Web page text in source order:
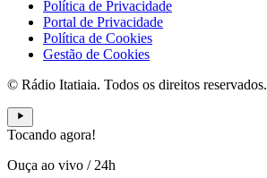
Política de Privacidade
Portal de Privacidade
Política de Cookies
Gestão de Cookies
© Rádio Itatiaia. Todos os direitos reservados.
Tocando agora!
Ouça ao vivo / 24h